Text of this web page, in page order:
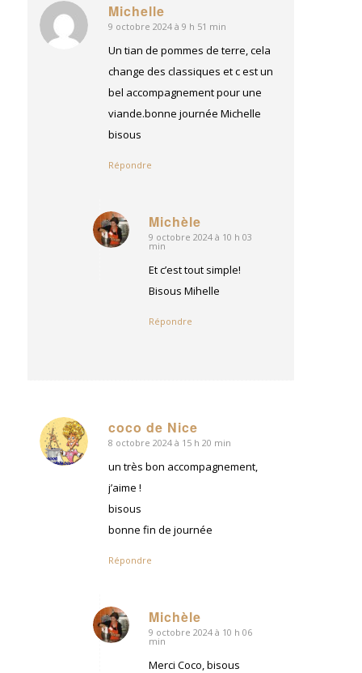
Michelle
dit
:
9 octobre 2024 à 9 h 51 min
Un tian de pommes de terre, cela
change des classiques et c est un
bel accompagnement pour une
viande.bonne journée Michelle
bisous
Répondre
Michèle
dit
9 octobre 2024 à 10 h 03
min
Et c’est tout simple!
Bisous Mihelle
Répondre
coco de Nice
dit
:
8 octobre 2024 à 15 h 20 min
un très bon accompagnement,
j’aime !
bisous
bonne fin de journée
Répondre
Michèle
dit
9 octobre 2024 à 10 h 06
min
Merci Coco, bisous